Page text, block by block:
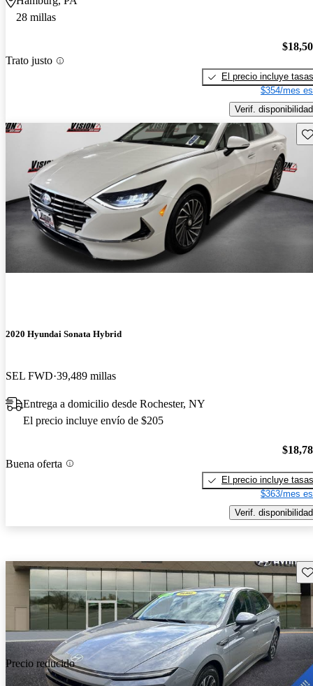
28 millas
Trato justo
El precio incluye tasas
$354/mes
Verif. disponibilidad
2020 Hyundai Sonata Hybrid
SEL FWD 39,489 millas
Entrega a domicilio desde Rochester, NY
El precio incluye envío de $205
Buena oferta
El precio incluye tasas
$363/mes
Verif. disponibilidad
Precio reducido